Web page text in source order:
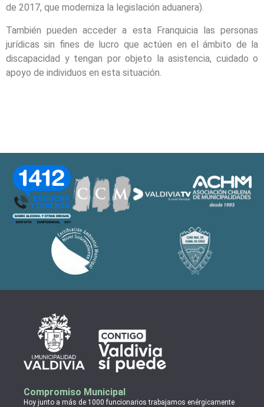
de 2017, que moderniza la legislación aduanera).
También pueden acceder a esta Franquicia las personas
jurídicas sin fines de lucro que actúen en el ámbito de la
discapacidad y tengan por objeto la asistencia, cuidado o
apoyo de individuos en esta situación.
Compromiso Municipal
Hoy junto a más de 1000 funcionarios trabajamos enérgicamente